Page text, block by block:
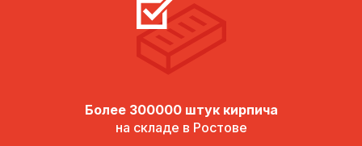
Более 300000 штук кирпича
на складе в Ростове